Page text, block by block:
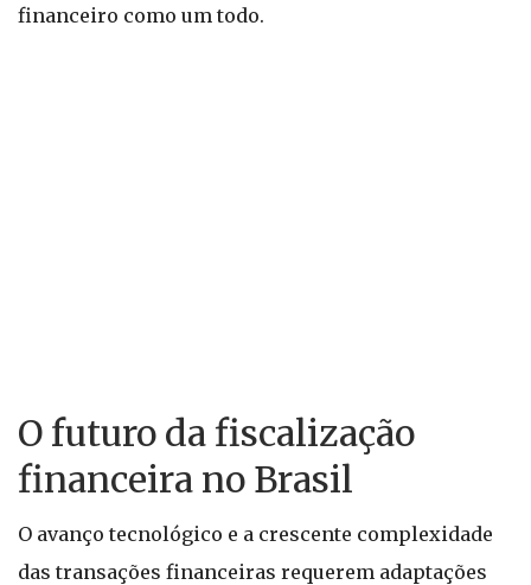
financeiro como um todo.
O futuro da fiscalização
financeira no Brasil
O avanço tecnológico e a crescente complexidade
das transações financeiras requerem adaptações